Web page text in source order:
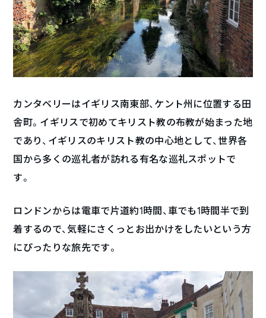
カンタベリーはイギリス南東部、ケント州に位置する田
舎町。イギリスで初めてキリスト教の布教が始まった地
であり、イギリスのキリスト教の中心地として、世界各
国から多くの巡礼者が訪れる有名な巡礼スポットで
す。
ロンドンからは電車で片道約1時間、車でも1時間半で到
着するので、気軽にさくっとお出かけをしたいという方
にぴったりな旅先です。